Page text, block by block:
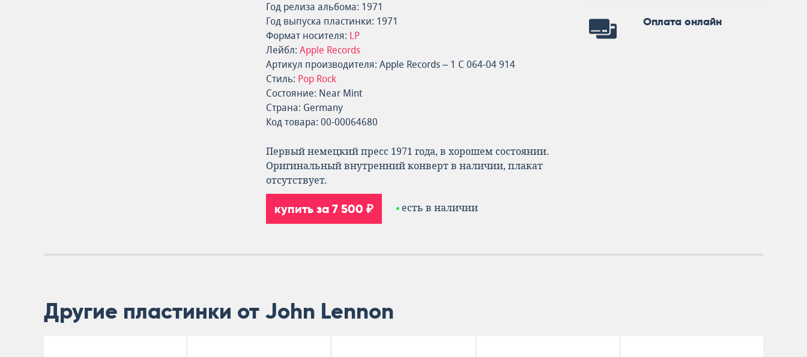
Год релиза альбома: 1971
Год выпуска пластинки: 1971
Формат носителя: LP
Лейбл: Apple Records
Артикул производителя: Apple Records – 1 C 064-04 914
Стиль: Pop Rock
Состояние: Near Mint
Страна: Germany
Код товара: 00-00064680
Первый немецкий пресс 1971 года, в хорошем состоянии.
Оригинальный внутренний конверт в наличии, плакат
отсутствует.
купить за 7 500 ₽ есть в наличии
Оплата онлайн
Другие пластинки от John Lennon